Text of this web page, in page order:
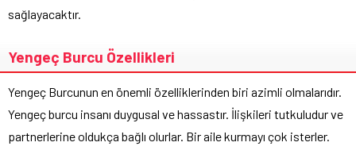
sağlayacaktır.
Yengeç Burcu Özellikleri
Yengeç Burcunun en önemli özelliklerinden biri azimli olmalarıdır.
Yengeç burcu insanı duygusal ve hassastır. İlişkileri tutkuludur ve
partnerlerine oldukça bağlı olurlar. Bir aile kurmayı çok isterler.